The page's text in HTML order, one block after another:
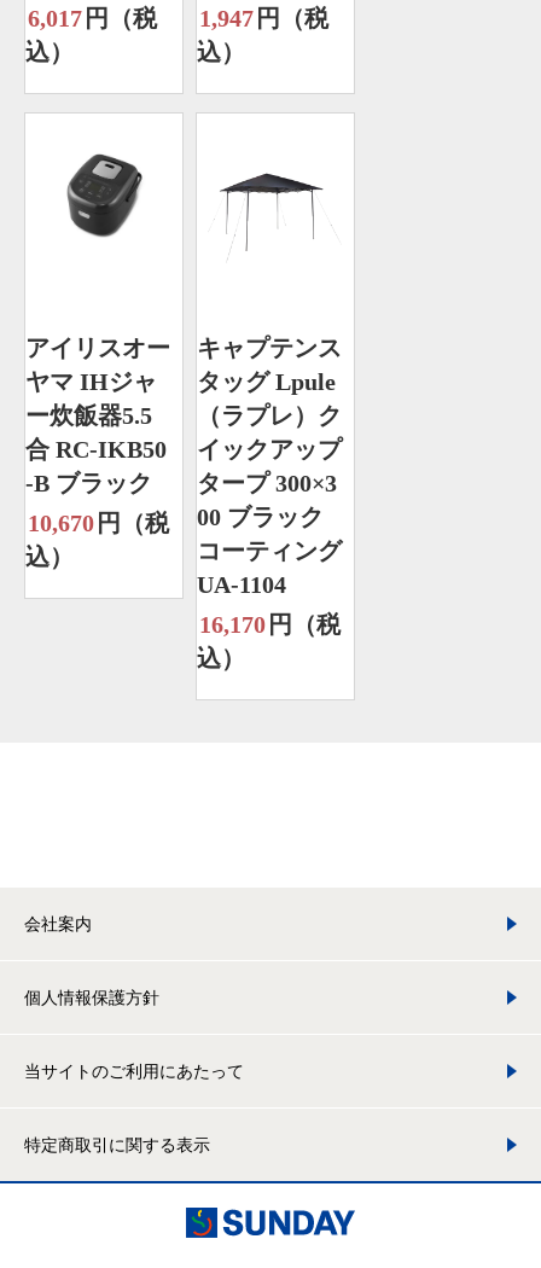
6,017 円（税
込）
1,947 円（税
込）
アイリスオー
ヤマ IHジャ
ー炊飯器5.5
合 RC-IKB50
-B ブラック
10,670 円（税
込）
キャプテンス
タッグ Lpule
（ラプレ）ク
イックアップ
タープ 300×3
00 ブラック
コーティング
UA-1104
16,170 円（税
込）
会社案内
個人情報保護方針
当サイトのご利用にあたって
特定商取引に関する表示